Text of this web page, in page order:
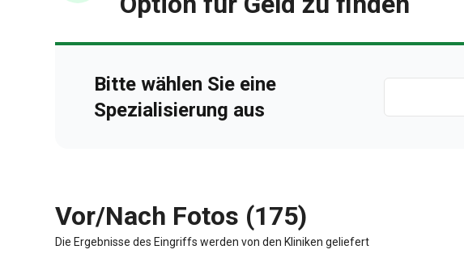
Bitte wählen Sie eine
Spezialisierung aus
Vor/Nach Fotos (175)
Die Ergebnisse des Eingriffs werden von den Kliniken geliefert